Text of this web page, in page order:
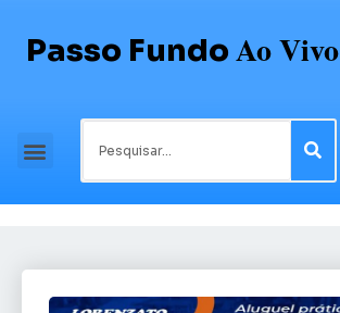
Passo Fundo Ao Vivo